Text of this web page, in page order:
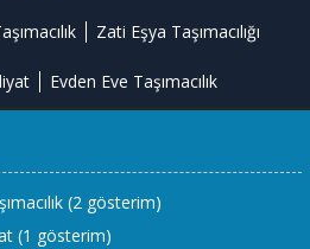
Zati Eşya Taşımacılığı
Evden Eve Taşımacılık
(2 gösterim)
(1 gösterim)